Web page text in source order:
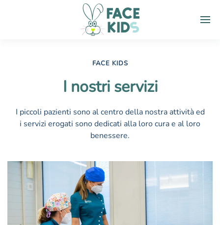
FACE KIDS
I nostri servizi
I piccoli pazienti sono al centro della nostra attività ed
i servizi erogati sono dedicati alla loro cura e al loro
benessere.